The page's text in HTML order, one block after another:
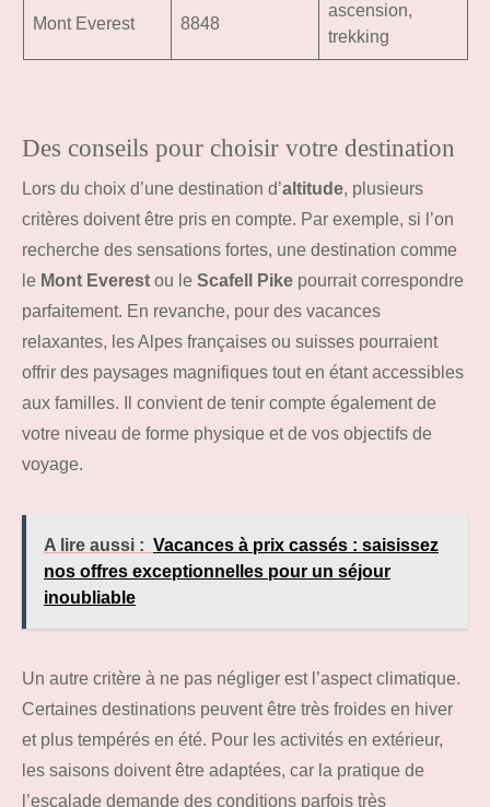
Mont Everest 8848
ascension,
trekking
Des conseils pour choisir votre destination
Lors du choix d’une destination d’altitude, plusieurs
critères doivent être pris en compte. Par exemple, si l’on
recherche des sensations fortes, une destination comme
le Mont Everest ou le Scafell Pike pourrait correspondre
parfaitement. En revanche, pour des vacances
relaxantes, les Alpes françaises ou suisses pourraient
offrir des paysages magnifiques tout en étant accessibles
aux familles. Il convient de tenir compte également de
votre niveau de forme physique et de vos objectifs de
voyage.
A lire aussi : Vacances à prix cassés : saisissez
nos offres exceptionnelles pour un séjour
inoubliable
Un autre critère à ne pas négliger est l’aspect climatique.
Certaines destinations peuvent être très froides en hiver
et plus tempérés en été. Pour les activités en extérieur,
les saisons doivent être adaptées, car la pratique de
l’escalade demande des conditions parfois très